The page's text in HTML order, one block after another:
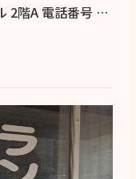
2階A 電話番号 …